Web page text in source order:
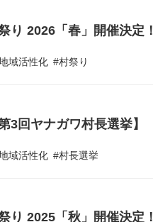
り 2026「春」開催決定！
域活性化 村祭り
3回ヤナガワ村長選挙】
域活性化 村長選挙
り 2025「秋」開催決定！